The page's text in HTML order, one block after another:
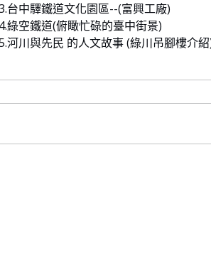
台中驛鐵道文化園區--(富興工廠)
4.綠空鐵道(俯瞰忙碌的臺中街景)
河川與先民 的人文故事 (綠川吊腳樓介